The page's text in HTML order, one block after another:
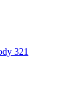
321